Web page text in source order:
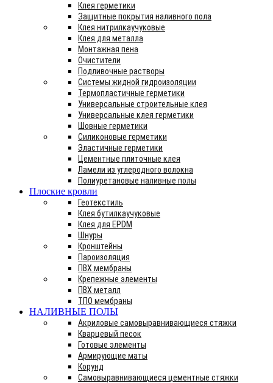
Клея герметики
Защитные покрытия наливного пола
Клея нитрилкаучуковые
Клея для металла
Монтажная пена
Очистители
Подливочные растворы
Системы жидной гидроизоляции
Термопластичные герметики
Универсальные строительные клея
Универсальные клея герметики
Шовные герметики
Силиконовые герметики
Эластичные герметики
Цементные плиточные клея
Ламели из углеродного волокна
Полиуретановые наливные полы
Плоские кровли
Геотекстиль
Клея бутилкаучуковые
Клея для EPDM
Шнуры
Кронштейны
Пароизоляция
ПВХ мембраны
Крепежные элементы
ПВХ металл
ТПО мембраны
НАЛИВНЫЕ ПОЛЫ
Акриловые самовыравнивающиеся стяжки
Кварцевый песок
Готовые элементы
Армирующие маты
Корунд
Самовыравнивающиеся цементные стяжки